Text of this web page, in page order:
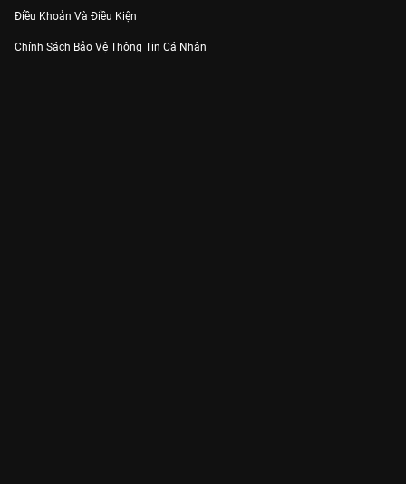
Điều Khoản Và Điều Kiện
Chính Sách Bảo Vệ Thông Tin Cá Nhân